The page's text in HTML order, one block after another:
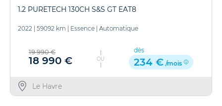
1.2 PURETECH 130CH S&S GT EAT8
2022 59092 km Essence Automatique
19 990 €
18 990 € OU
dès
234 € /mois
Le Havre